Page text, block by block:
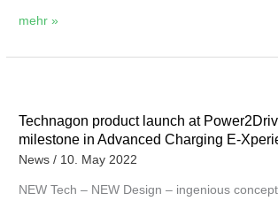
mehr »
Technagon product launch at
milestone in Advanced Charging E-
News / 10. May 2022
NEW Tech – NEW Design – ingenious
launch
at
Power2Drive,